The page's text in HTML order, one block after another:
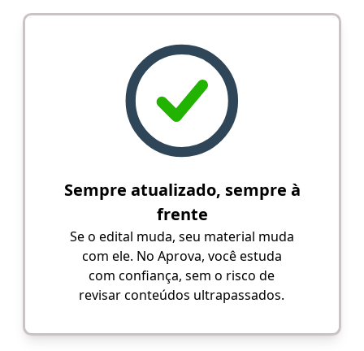
Sempre atualizado, sempre à
frente
Se o edital muda, seu material muda
com ele. No Aprova, você estuda
com confiança, sem o risco de
revisar conteúdos ultrapassados.